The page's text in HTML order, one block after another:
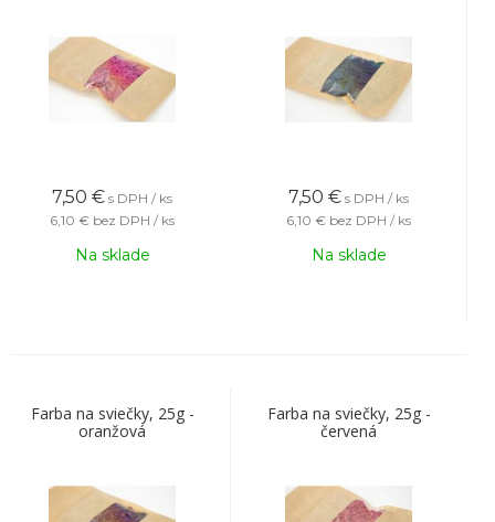
7,50 € s DPH / ks
6,10 € bez DPH / ks
Na sklade
7,50 € s DPH / ks
6,10 € bez DPH / ks
Na sklade
Farba na sviečky, 25g -
oranžová
Farba na sviečky, 25g -
červená